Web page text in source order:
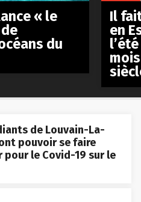
de Louvain-La-
pouvoir se faire
le Covid-19 sur le
« le
du
Il
en